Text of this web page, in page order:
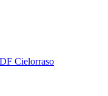
Cielorraso